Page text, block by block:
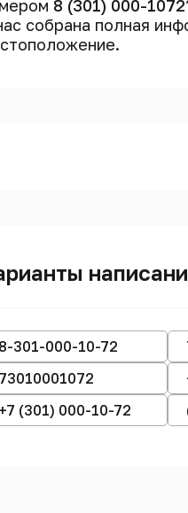
8 (301) 000-
собрана полная
8-301-000-10-72
73010001072
+7 (301) 000-10-72